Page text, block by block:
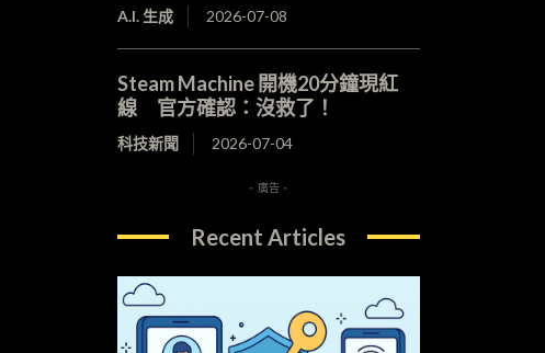
A.I. 生成 2026-07-08
Steam Machine 開機20分鐘現紅
線 官方確認：沒救了！
科技新聞 2026-07-04
- 廣告 -
Recent Articles